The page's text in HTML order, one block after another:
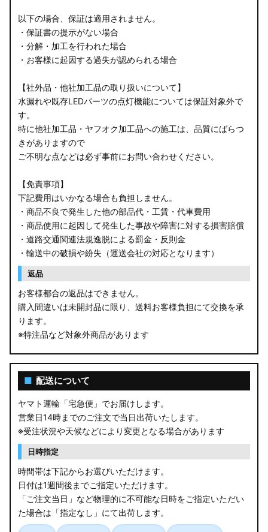
GK1W/GK9W エクリプスクロス
CV1W デリカD:5
B34A/B35A/B37A/B38A デリカミニ
B34W/B35W/B37W/B38W ekクロススペース
B34W/B35W/B37W/B38W ekクロス
KG CX-8
GU クロストレック
GU インプレッサ
VN5 VNH レヴォーグ / レイバック
ZD8 BRZ
ZC6 BRZ
URJ201 LX570
AGL10W RX450h
USF/UVF4# LS600h
JF5/6 N-BOX カスタム
MK94S/MK54S スペーシア / カスタム
ZCEDS/ZDEDS/ZCDDS/ZDDDS スイフト
AZSH36W/AZSH37W クラウンスポーツ
LA400K コペン
以下の場合、保証は適用されません。
・保証書の提示がない場合
・分解・加工を行われた場合
・お客様に起因する過失が認められる場合
【社外品・他社加工品の取り扱いについて】
水漏れや既存LEDパーツの点灯機能については保証対象外で
す。
特に他社加工品・ヤフオク加工品への施工は、品質にばらつ
きがありますので
ご不明な点などは必ず事前にお問い合わせください。
【免責事項】
下記費用はいかなる場合も負担しません。
・商品不良で発生した他の部品代・工賃・代車費用
・商品使用に起因して発生した事故や障害に対する損害賠償
・道路交通関連法規逸脱による罰金・反則金
・輸送中の破損や紛失（運送会社の対応となります）
返品
お客様都合の返品はできません。
購入間違いは未開封品に限り、送料お客様負担にて交換を承
ります。
※特注品など対象外商品があります
■ 配送について
ヤマト運輸「宅急便」でお届けします。
営業日14時までのご注文で当日出荷いたします。
※受注状況や天候などにより変更となる場合があります
日時指定
時間帯は下記からお選びいただけます。
日付は1週間後までご指定いただけます。
「ご注文当日」など物理的に不可能な日時をご指定いただい
た場合は「指定なし」にて出荷します。